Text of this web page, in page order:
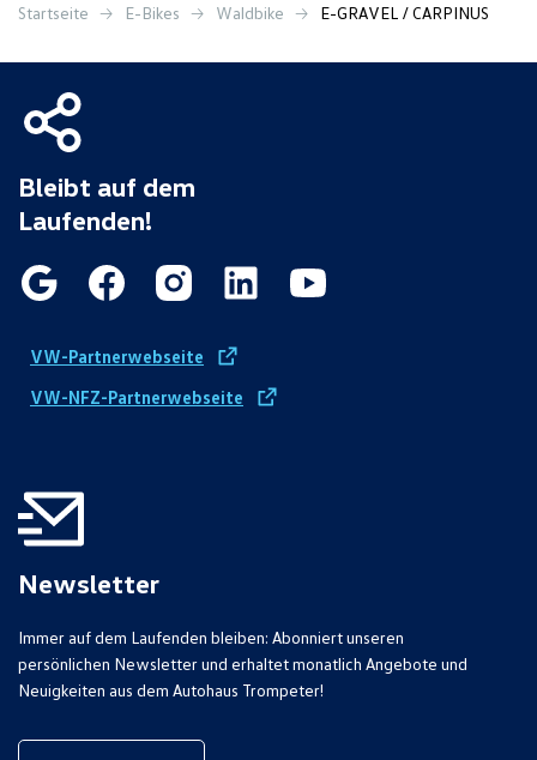
Startseite E-Bikes Waldbike E-GRAVEL / CARPINUS
Bleibt auf dem
Laufenden!
VW-Partnerwebseite
VW-NFZ-Partnerwebseite
Newsletter
Immer auf dem Laufenden bleiben: Abonniert unseren
persönlichen Newsletter und erhaltet monatlich Angebote und
Neuigkeiten aus dem Autohaus Trompeter!